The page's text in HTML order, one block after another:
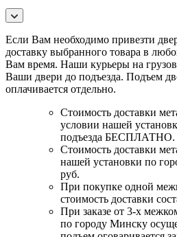
Если Вам необходимо привезти
доставку выбранного товара в
Вам время. Наши курьеры на
Ваши двери до подъезда. Подъем
оплачивается отдельно.
Стоимость доставки
условии нашей
подъезда БЕСПЛАТНО.
Стоимость доставки
нашей установки по
руб.
При покупке одной
стоимость доставки
При заказе от 3-х
по городу Минску